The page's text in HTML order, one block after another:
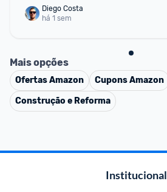
Diego Costa
há 1 sem
Mais opções
OfertasAmazon CuponsAmazon
Construção e Reforma
Institucional